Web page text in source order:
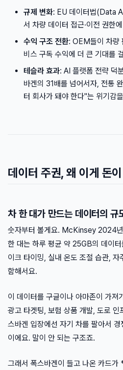
규제 변화: EU 데이터법(Data
서 차량 데이터 접근·이전 권한
수익 구조 전환: OEM들이 차량
비스 구독 수익에 더 큰 기대를
테슬라 효과: AI 플랫폼 전략 덕
바겐의 31배를 넘어서자, 전통
터 회사가 돼야 한다"는 위기감
데이터 주권, 왜 이게 돈
차 한 대가 만드는 데이터의 규
숫자부터 볼게요. McKinsey 2024
한 대는 하루 평균 약 25GB의 데이
이크 타이밍, 실내 온도 조절 습관,
함해서요.
이 데이터를 구글이나 아마존이 가져
광고 타겟팅, 보험 상품 개발, 도로 인
스바겐 입장에선 자기 차를 팔아서
이에요. 말이 안 되는 구조죠.
그래서 폭스바겐이 들고 나온 카드